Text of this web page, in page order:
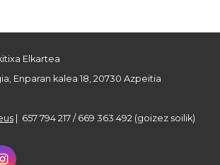
Elkartea
Enparan kalea 18, 20730 Azpeitia
| 657 794 217 / 669 363 492 (goizez soilik)